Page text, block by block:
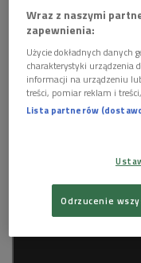
Chrome z kolei ma
wykonywanie także i
Używanie
jest zachowywane w
przeglądarką
Wraz z naszymi
zapewnienia:
Użycie dokładnych danych
charakterystyki urządzenia
informacji na urządzeniu
treści, pomiar reklam i
Lista partnerów
Odrzucenie